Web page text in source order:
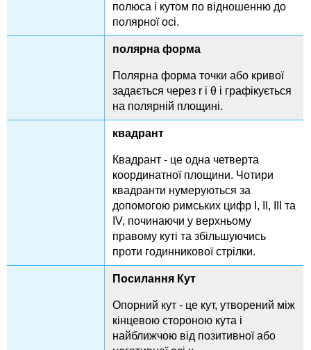
полюса і кутом по відношенню до
полярної осі.
полярна форма
Полярна форма точки або кривої
задається через r і θ і графікується
на полярній площині.
квадрант
Квадрант - це одна четверта
координатної площини. Чотири
квадранти нумеруються за
допомогою римських цифр I, II, III та
IV, починаючи у верхньому
правому куті та збільшуючись
проти годинникової стрілки.
Посилання Кут
Опорний кут - це кут, утворений між
кінцевою стороною кута і
найближчою від позитивної або